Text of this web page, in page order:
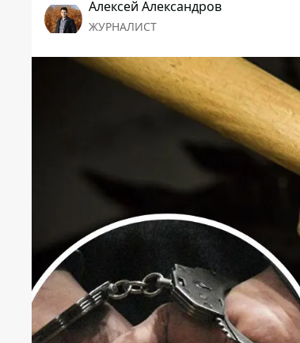
Алексей Александров
ЖУРНАЛИСТ